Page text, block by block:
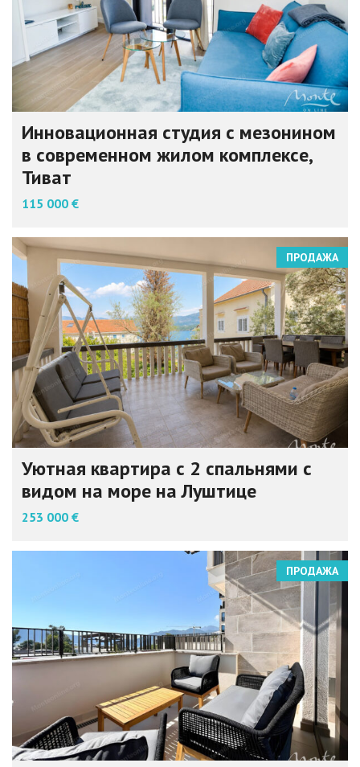
Инновационная студия с мезонином
в современном жилом комплексе,
Тиват
115 000 €
ПРОДАЖА
Уютная квартира с 2 спальнями с
видом на море на Луштице
253 000 €
ПРОДАЖА